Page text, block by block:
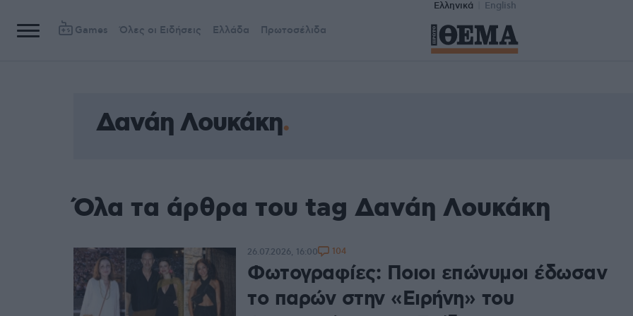
Ελληνικά English
Games Όλες οι Ειδήσεις Ελλάδα Πρωτοσέλιδα
Δανάη Λουκάκη
Όλα τα άρθρα του tag Δανάη Λουκάκη
Φωτογραφίες: Ποιοι επώνυμοι έδωσαν
το παρών στην «Ειρήνη» του
26.07.2026, 16:00 104